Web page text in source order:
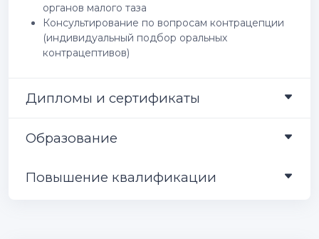
органов малого таза
Консультирование по вопросам контрацепции
(индивидуальный подбор оральных
контрацептивов)
Дипломы и сертификаты
Образование
Повышение квалификации